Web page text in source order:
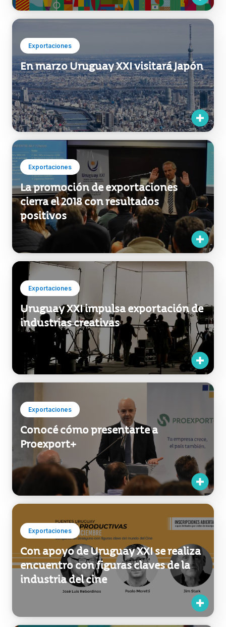
Exportaciones
En marzo Uruguay XXI visitará Japón
Exportaciones
La promoción de exportaciones
cierra el 2018 con resultados
positivos
Exportaciones
Uruguay XXI impulsa exportación de
industrias creativas
Exportaciones
Conocé cómo presentarte a
Proexport+
Exportaciones
Con apoyo de Uruguay XXI se realiza
encuentro con figuras claves de la
industria del cine